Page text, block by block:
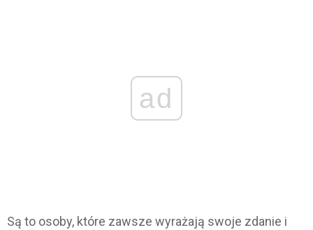
ad
Są to osoby, które zawsze wyrażają swoje zdanie i